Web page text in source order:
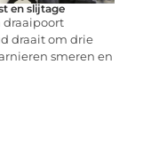
en slijtage
draaipoort
draait om drie
smeren en